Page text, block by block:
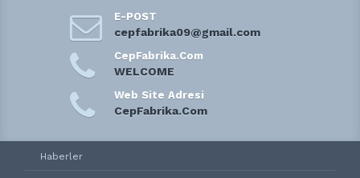
E-POST
cepfabrika09@gmail.com
CepFabrika.Com
WELCOME
Web Site Adresi
CepFabrika.Com
Haberler